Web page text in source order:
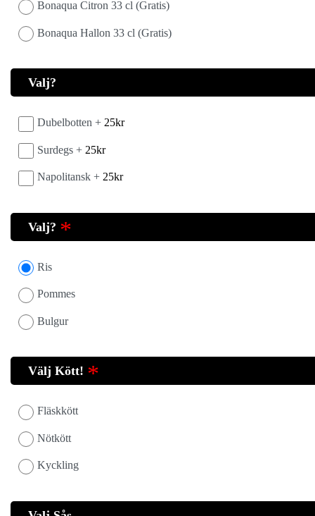
Bonaqua Citron 33 cl (Gratis)
Bonaqua Hallon 33 cl (Gratis)
Valj?
Dubelbotten + 25kr
Surdegs + 25kr
Napolitansk + 25kr
Valj?
Ris
Pommes
Bulgur
Välj Kött!
Fläskkött
Nötkött
Kyckling